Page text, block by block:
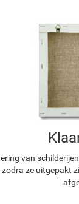
van
ze uitgepakt